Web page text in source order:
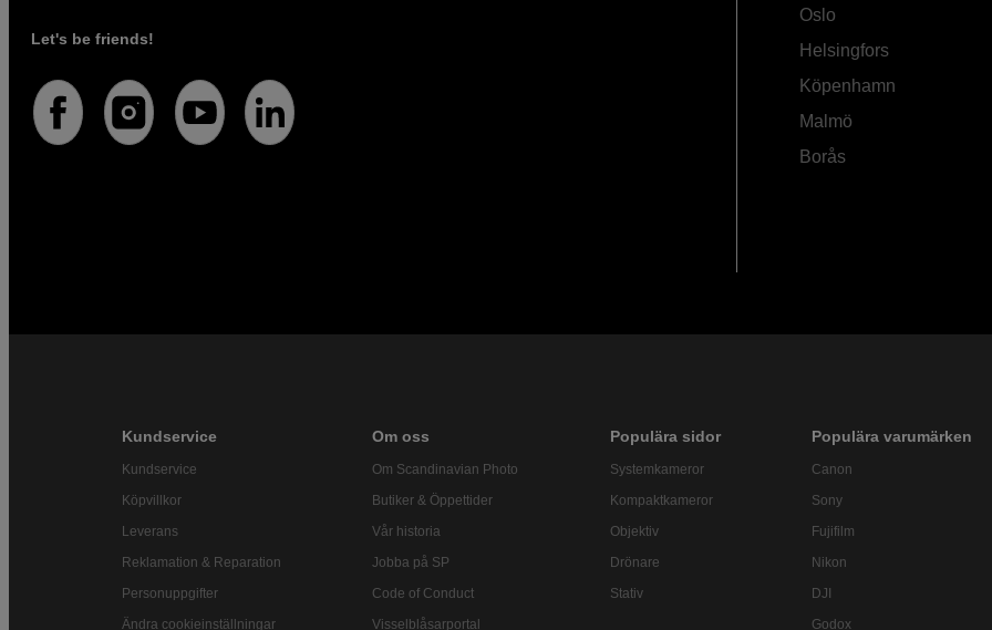
Let's be friends!
Oslo
Helsingfors
Köpenhamn
Malmö
Borås
Kundservice
Kundservice
Köpvillkor
Leverans
Reklamation & Reparation
Personuppgifter
Ändra cookieinställningar
Om oss
Om Scandinavian Photo
Butiker & Öppettider
Vår historia
Jobba på SP
Code of Conduct
Visselblåsarportal
Populära sidor
Systemkameror
Kompaktkameror
Objektiv
Drönare
Stativ
Populära varumärken
Canon
Sony
Fujifilm
Nikon
DJI
Godox